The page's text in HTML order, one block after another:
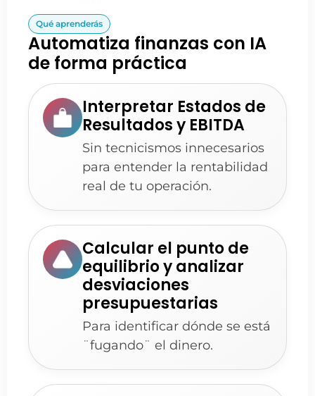
Qué aprenderás
Automatiza finanzas con IA
de forma práctica
Interpretar Estados de
Resultados y EBITDA
Sin tecnicismos innecesarios
para entender la rentabilidad
real de tu operación.
Calcular el punto de
equilibrio y analizar
desviaciones
presupuestarias
Para identificar dónde se está
¨fugando¨ el dinero.